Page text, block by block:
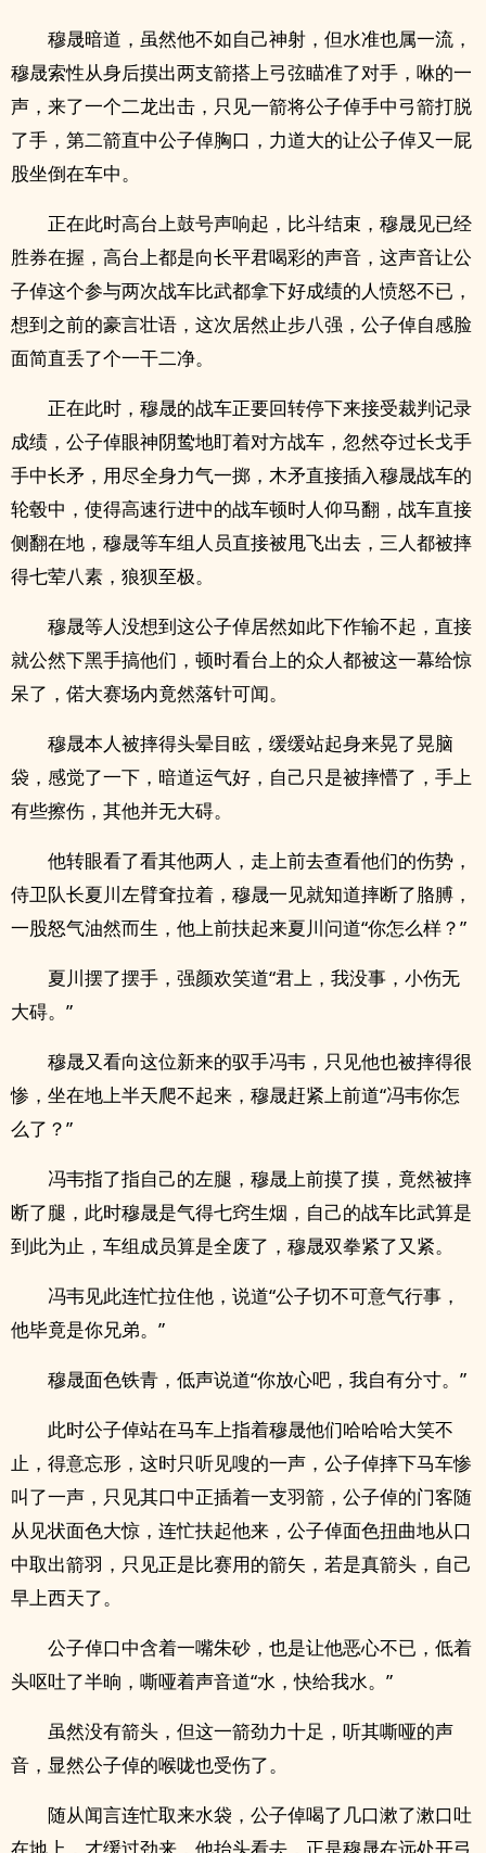
穆晟暗道，虽然他不如自己神射，但水准也属一流，
穆晟索性从身后摸出两支箭搭上弓弦瞄准了对手，咻的一
声，来了一个二龙出击，只见一箭将公子倬手中弓箭打脱
了手，第二箭直中公子倬胸口，力道大的让公子倬又一屁
股坐倒在车中。
正在此时高台上鼓号声响起，比斗结束，穆晟见已经
胜券在握，高台上都是向长平君喝彩的声音，这声音让公
子倬这个参与两次战车比武都拿下好成绩的人愤怒不已，
想到之前的豪言壮语，这次居然止步八强，公子倬自感脸
面简直丢了个一干二净。
正在此时，穆晟的战车正要回转停下来接受裁判记录
成绩，公子倬眼神阴鸷地盯着对方战车，忽然夺过长戈手
手中长矛，用尽全身力气一掷，木矛直接插入穆晟战车的
轮毂中，使得高速行进中的战车顿时人仰马翻，战车直接
侧翻在地，穆晟等车组人员直接被甩飞出去，三人都被摔
得七荤八素，狼狈至极。
穆晟等人没想到这公子倬居然如此下作输不起，直接
就公然下黑手搞他们，顿时看台上的众人都被这一幕给惊
呆了，偌大赛场内竟然落针可闻。
穆晟本人被摔得头晕目眩，缓缓站起身来晃了晃脑
袋，感觉了一下，暗道运气好，自己只是被摔懵了，手上
有些擦伤，其他并无大碍。
他转眼看了看其他两人，走上前去查看他们的伤势，
侍卫队长夏川左臂耷拉着，穆晟一见就知道摔断了胳膊，
一股怒气油然而生，他上前扶起来夏川问道“你怎么样？”
夏川摆了摆手，强颜欢笑道“君上，我没事，小伤无
大碍。”
穆晟又看向这位新来的驭手冯韦，只见他也被摔得很
惨，坐在地上半天爬不起来，穆晟赶紧上前道“冯韦你怎
么了？”
冯韦指了指自己的左腿，穆晟上前摸了摸，竟然被摔
断了腿，此时穆晟是气得七窍生烟，自己的战车比武算是
到此为止，车组成员算是全废了，穆晟双拳紧了又紧。
冯韦见此连忙拉住他，说道“公子切不可意气行事，
他毕竟是你兄弟。”
穆晟面色铁青，低声说道“你放心吧，我自有分寸。”
此时公子倬站在马车上指着穆晟他们哈哈哈大笑不
止，得意忘形，这时只听见嗖的一声，公子倬摔下马车惨
叫了一声，只见其口中正插着一支羽箭，公子倬的门客随
从见状面色大惊，连忙扶起他来，公子倬面色扭曲地从口
中取出箭羽，只见正是比赛用的箭矢，若是真箭头，自己
早上西天了。
公子倬口中含着一嘴朱砂，也是让他恶心不已，低着
头呕吐了半晌，嘶哑着声音道“水，快给我水。”
虽然没有箭头，但这一箭劲力十足，听其嘶哑的声
音，显然公子倬的喉咙也受伤了。
随从闻言连忙取来水袋，公子倬喝了几口漱了漱口吐